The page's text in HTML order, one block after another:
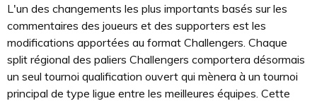
L'un des changements les plus importants basés sur les
commentaires des joueurs et des supporters est les
modifications apportées au format Challengers. Chaque
split régional des paliers Challengers comportera désormais
un seul tournoi qualification ouvert qui mènera à un tournoi
principal de type ligue entre les meilleures équipes. Cette